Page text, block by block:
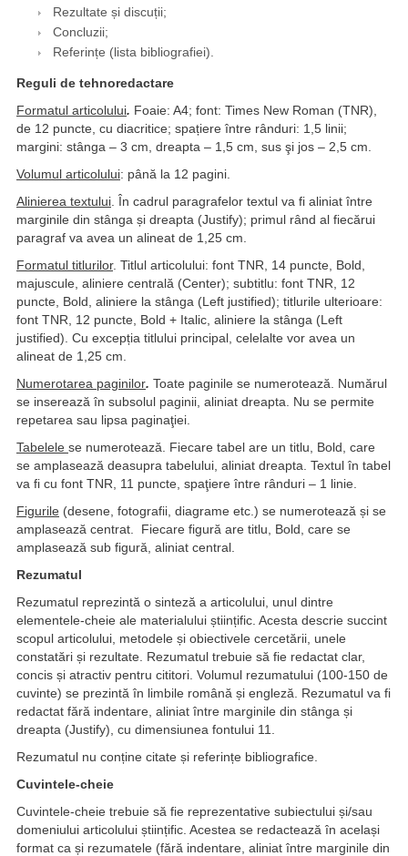
Rezultate și discuții;
Concluzii;
Referințe (lista bibliografiei).
Reguli de tehnoredactare
Formatul articolului. Foaie: A4; font: Times New Roman (TNR),
de 12 puncte, cu diacritice; spațiere între rânduri: 1,5 linii;
margini: stânga – 3 cm, dreapta – 1,5 cm, sus şi jos – 2,5 cm.
Volumul articolului: până la 12 pagini.
Alinierea textului . În cadrul paragrafelor textul va fi aliniat între
marginile din stânga și dreapta (Justify); primul rând al fiecărui
paragraf va avea un alineat de 1,25 cm.
Formatul titlurilor. Titlul articolului: font TNR, 14 puncte, Bold,
majuscule, aliniere centrală (Center); subtitlu: font TNR, 12
puncte, Bold, aliniere la stânga (Left justified); titlurile ulterioare:
font TNR, 12 puncte, Bold + Italic, aliniere la stânga (Left
justified). Cu excepția titlului principal, celelalte vor avea un
alineat de 1,25 cm.
Numerotarea paginilor. Toate paginile se numerotează. Numărul
se inserează în subsolul paginii, aliniat dreapta. Nu se permite
repetarea sau lipsa paginaţiei.
Tabelele se numerotează. Fiecare tabel are un titlu, Bold, care
se amplasează deasupra tabelului, aliniat dreapta. Textul în tabel
va fi cu font TNR, 11 puncte, spaţiere între rânduri – 1 linie.
Figurile (desene, fotografii, diagrame etc.) se numerotează și se
amplasează centrat. Fiecare figură are titlu, Bold, care se
amplasează sub figură, aliniat central.
Rezumatul
Rezumatul reprezintă o sinteză a articolului, unul dintre
elementele-cheie ale materialului științific. Acesta descrie succint
scopul articolului, metodele și obiectivele cercetării, unele
constatări și rezultate. Rezumatul trebuie să fie redactat clar,
concis și atractiv pentru cititori. Volumul rezumatului (100-150 de
cuvinte) se prezintă în limbile română și engleză. Rezumatul va fi
redactat fără indentare, aliniat între marginile din stânga și
dreapta (Justify), cu dimensiunea fontului 11.
Rezumatul nu conține citate și referințe bibliografice.
Cuvintele-cheie
Cuvintele-cheie trebuie să fie reprezentative subiectului și/sau
domeniului articolului științific. Acestea se redactează în același
format ca și rezumatele (fără indentare, aliniat între marginile din